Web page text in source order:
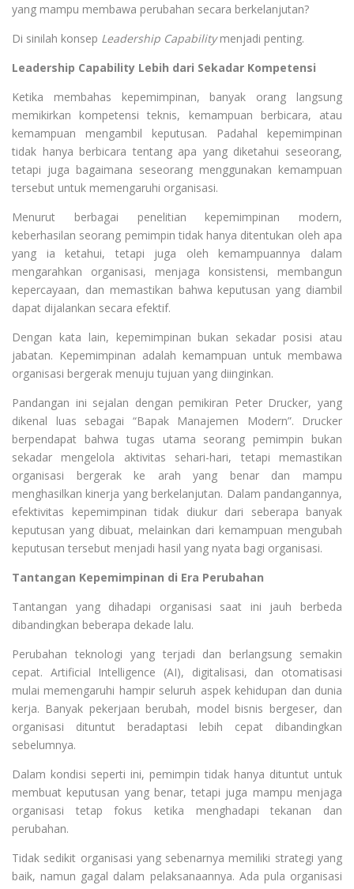
yang mampu membawa perubahan secara berkelanjutan?
Di sinilah konsep Leadership Capabilitymenjadi penting.
Leadership Capability Lebih dari Sekadar Kompetensi
Ketika membahas kepemimpinan, banyak orang langsung
memikirkan kompetensi teknis, kemampuan berbicara, atau
kemampuan mengambil keputusan. Padahal kepemimpinan
tidak hanya berbicara tentang apa yang diketahui seseorang,
tetapi juga bagaimana seseorang menggunakan kemampuan
tersebut untuk memengaruhi organisasi.
Menurut berbagai penelitian kepemimpinan modern,
keberhasilan seorang pemimpin tidak hanya ditentukan oleh apa
yang ia ketahui, tetapi juga oleh kemampuannya dalam
mengarahkan organisasi, menjaga konsistensi, membangun
kepercayaan, dan memastikan bahwa keputusan yang diambil
dapat dijalankan secara efektif.
Dengan kata lain, kepemimpinan bukan sekadar posisi atau
jabatan. Kepemimpinan adalah kemampuan untuk membawa
organisasi bergerak menuju tujuan yang diinginkan.
Pandangan ini sejalan dengan pemikiran Peter Drucker, yang
dikenal luas sebagai “Bapak Manajemen Modern”. Drucker
berpendapat bahwa tugas utama seorang pemimpin bukan
sekadar mengelola aktivitas sehari-hari, tetapi memastikan
organisasi bergerak ke arah yang benar dan mampu
menghasilkan kinerja yang berkelanjutan. Dalam pandangannya,
efektivitas kepemimpinan tidak diukur dari seberapa banyak
keputusan yang dibuat, melainkan dari kemampuan mengubah
keputusan tersebut menjadi hasil yang nyata bagi organisasi.
Tantangan Kepemimpinan di Era Perubahan
Tantangan yang dihadapi organisasi saat ini jauh berbeda
dibandingkan beberapa dekade lalu.
Perubahan teknologi yang terjadi dan berlangsung semakin
cepat. Artificial Intelligence (AI), digitalisasi, dan otomatisasi
mulai memengaruhi hampir seluruh aspek kehidupan dan dunia
kerja. Banyak pekerjaan berubah, model bisnis bergeser, dan
organisasi dituntut beradaptasi lebih cepat dibandingkan
sebelumnya.
Dalam kondisi seperti ini, pemimpin tidak hanya dituntut untuk
membuat keputusan yang benar, tetapi juga mampu menjaga
organisasi tetap fokus ketika menghadapi tekanan dan
perubahan.
Tidak sedikit organisasi yang sebenarnya memiliki strategi yang
baik, namun gagal dalam pelaksanaannya. Ada pula organisasi